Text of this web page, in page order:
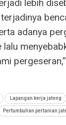
lebih
adanya
Lapangan kerja jateng
Pertumbuhan pertanian